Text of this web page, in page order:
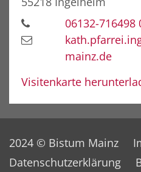
06132-716498
mainz.de
Visitenkarte
2024 © Bistum Mainz
Datenschutzerklärung